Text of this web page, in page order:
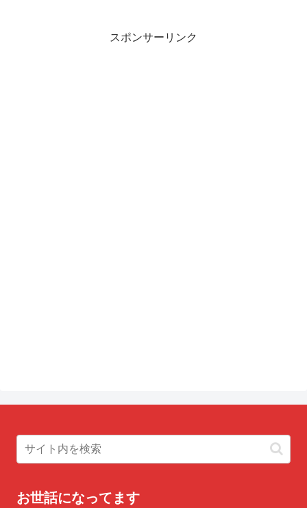
スポンサーリンク
お世話になってます